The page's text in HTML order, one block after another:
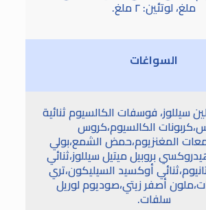
ملغ، لوتئين: ۲ ملغ.
السواغات
سيللوز، فوسفات الكالسيوم ثنائية
الكالسيوم،كروس
المغنزيوم،حمض الشمع،بولي
أوكسيد السيليكون،تري
أصفر زيتي،صوديوم لوريل
سلفات.